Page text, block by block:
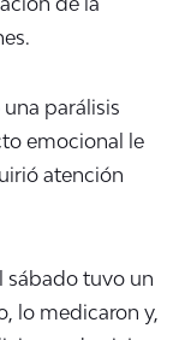
parálisis
emocional le
atención
sábado tuvo un
lo medicaron y,